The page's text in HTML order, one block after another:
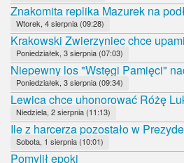
Znakomita replika Mazurek na
Wtorek, 4 sierpnia (09:28)
Krakowski Zwierzyniec chce
Poniedziałek, 3 sierpnia (07:03)
Niepewny los "Wstęgi Pamięci"
Poniedziałek, 3 sierpnia (09:34)
Lewica chce uhonorować Różę
Niedziela, 2 sierpnia (11:13)
Ile z harcerza pozostało w
Sobota, 1 sierpnia (10:01)
Pomylił epoki